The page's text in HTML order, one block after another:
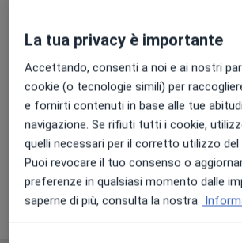
autonomo tramite apparecchiatura
Biotekna
-Valutazione funzionamento corteccia
cerebrale, correlata a stati di stress,
cronico etc. tramite strumento HEG
-Valutazione e applicazione di patch
Therapy), dispositivi medici
Esercizi respiratori
60 € Dettagli
Manipolazione vertebrale
Da 60 € Dettagli
+ 9 prestazioni
Come funzionano i prezzi?
La tua privacy è importante
Accettando, consenti a noi e ai nostri
cookie (o tecnologie simili) per
e fornirti contenuti in base alle tue
navigazione. Se rifiuti tutti i cookie,
quelli necessari per il corretto utilizzo
Puoi revocare il tuo consenso o
preferenze in qualsiasi momento dalle
saperne di più, consulta la nostra